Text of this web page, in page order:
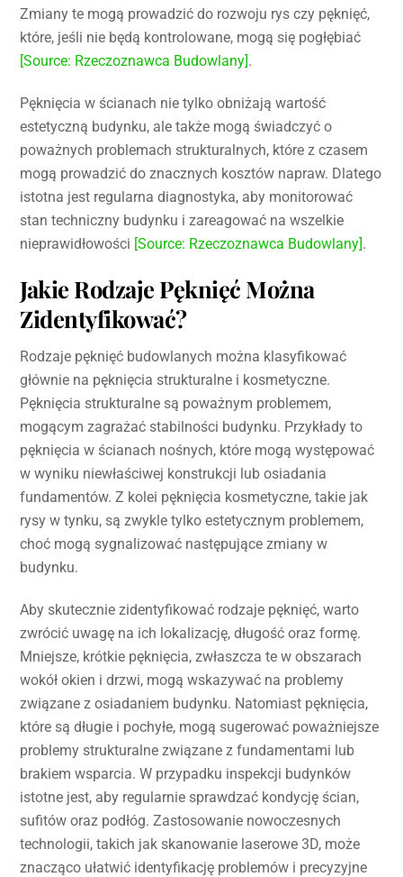
Zmiany te mogą prowadzić do rozwoju rys czy pęknięć,
które, jeśli nie będą kontrolowane, mogą się pogłębiać
[Source: Rzeczoznawca Budowlany].
Pęknięcia w ścianach nie tylko obniżają wartość
estetyczną budynku, ale także mogą świadczyć o
poważnych problemach strukturalnych, które z czasem
mogą prowadzić do znacznych kosztów napraw. Dlatego
istotna jest regularna diagnostyka, aby monitorować
stan techniczny budynku i zareagować na wszelkie
nieprawidłowości [Source: Rzeczoznawca Budowlany].
Jakie Rodzaje Pęknięć Można
Zidentyfikować?
Rodzaje pęknięć budowlanych można klasyfikować
głównie na pęknięcia strukturalne i kosmetyczne.
Pęknięcia strukturalne są poważnym problemem,
mogącym zagrażać stabilności budynku. Przykłady to
pęknięcia w ścianach nośnych, które mogą występować
w wyniku niewłaściwej konstrukcji lub osiadania
fundamentów. Z kolei pęknięcia kosmetyczne, takie jak
rysy w tynku, są zwykle tylko estetycznym problemem,
choć mogą sygnalizować następujące zmiany w
budynku.
Aby skutecznie zidentyfikować rodzaje pęknięć, warto
zwrócić uwagę na ich lokalizację, długość oraz formę.
Mniejsze, krótkie pęknięcia, zwłaszcza te w obszarach
wokół okien i drzwi, mogą wskazywać na problemy
związane z osiadaniem budynku. Natomiast pęknięcia,
które są długie i pochyłe, mogą sugerować poważniejsze
problemy strukturalne związane z fundamentami lub
brakiem wsparcia. W przypadku inspekcji budynków
istotne jest, aby regularnie sprawdzać kondycję ścian,
sufitów oraz podłóg. Zastosowanie nowoczesnych
technologii, takich jak skanowanie laserowe 3D, może
znacząco ułatwić identyfikację problemów i precyzyjne